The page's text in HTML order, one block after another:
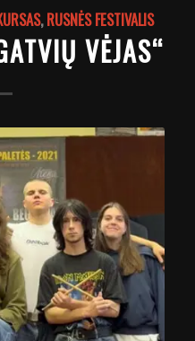
,RUSNĖS FESTIVALIS
VĖJAS“